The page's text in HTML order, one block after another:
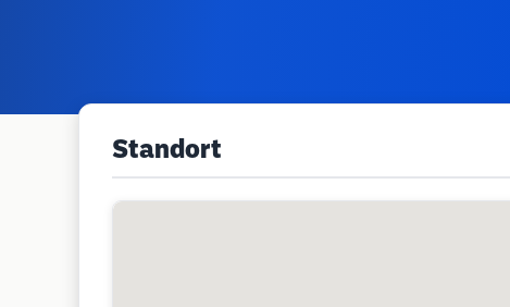
Standort